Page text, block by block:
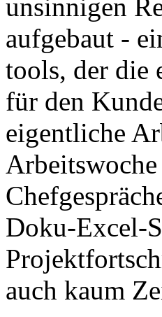
unsinnigen
aufgebaut -
tools, der die
für den
eigentliche
Doku-Excel-
auch kaum